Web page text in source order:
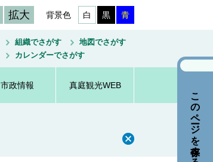
拡大 背景色 白 黒 青
組織でさがす
地図でさがす
カレンダーでさがす
市政情報 真庭観光WEB
このページを保存する